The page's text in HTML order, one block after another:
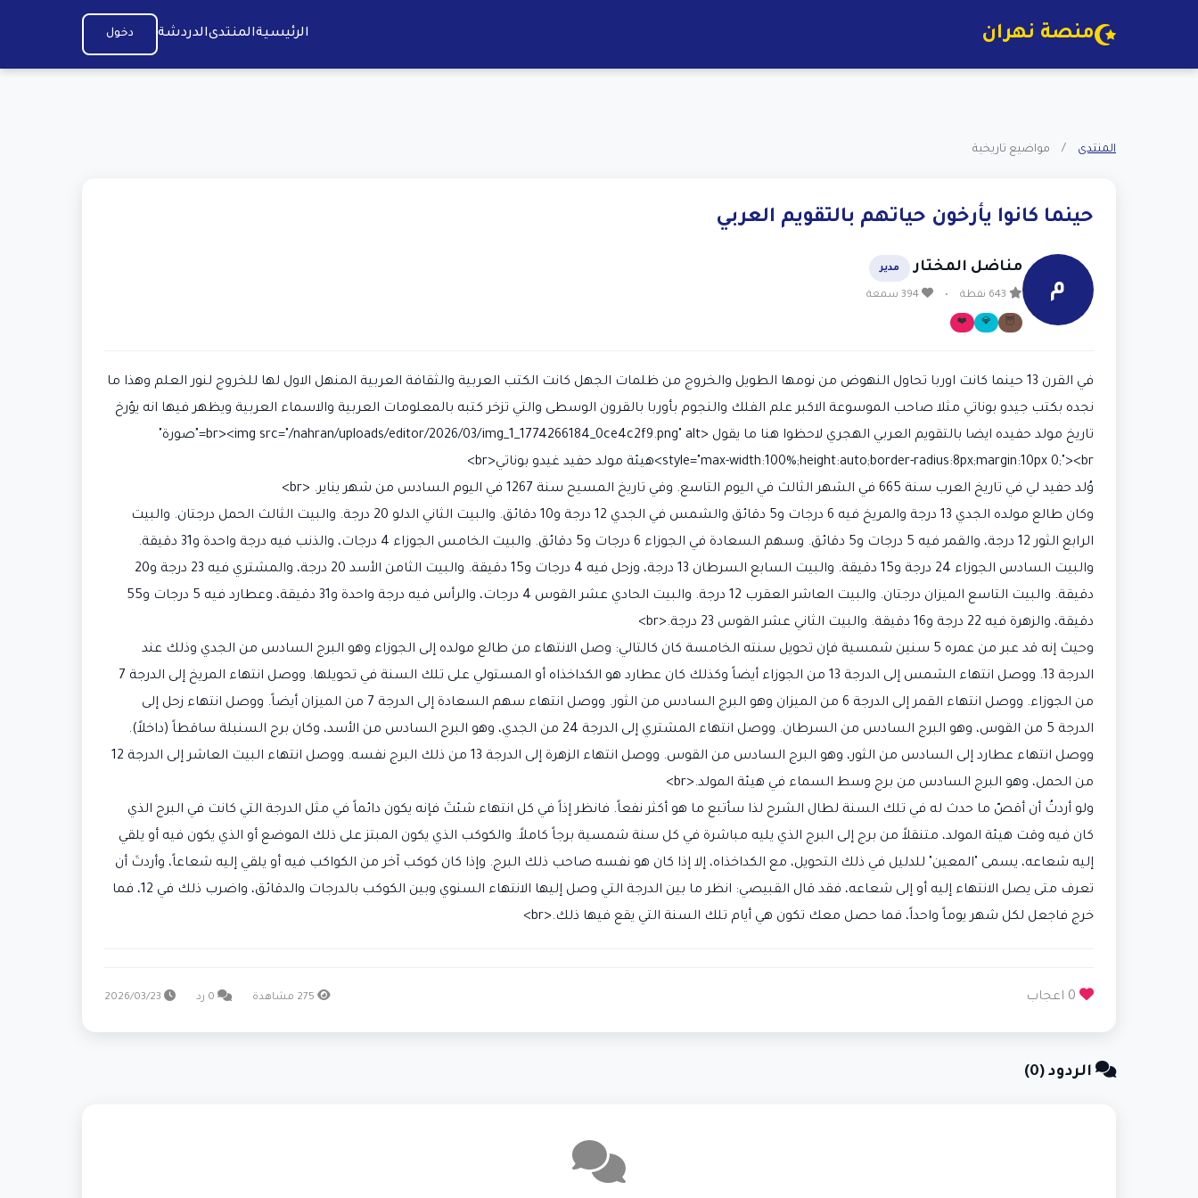
منصة نهران الرئيسيةالمنتدىالدردشة دخول
المنتدى / مواضيع تاريخية
حينما كانوا يأرخون حياتهم بالتقويم العربي
م
مناضل المختار مدير
•
🦉
💎
❤️
في القرن 13 حينما كانت اوربا تحاول النهوض من نومها الطويل والخروج من ظلمات الجهل كانت الكتب العربية والثقافة العربية المنهل الاول لها للخروج لنور العلم وهذا ما
نجده بكتب جيدو بوناتي مثلا صاحب الموسوعة الاكبر علم الفلك والنجوم بأوربا بالقرون الوسطى والتي تزخر كتبه بالمعلومات العربية والاسماء العربية ويظهر فيها انه يؤرخ
تاريخ مولد حفيده ايضا بالتقويم العربي الهجري لاحظوا هنا ما يقول <br><img src="/nahran/uploads/editor/2026/03/img_1_1774266184_0ce4c2f9.png" alt="صورة"
style="max-width:100%;height:auto;border-radius:8px;margin:10px 0;"><br>هيئة مولد حفيد غيدو بوناتي<br>
وُلد حفيد لي في تاريخ العرب سنة 665 في الشهر الثالث في اليوم التاسع. وفي تاريخ المسيح سنة 1267 في اليوم السادس من شهر يناير. <br>
وكان طالع مولده الجدي 13 درجة والمريخ فيه 6 درجات و5 دقائق والشمس في الجدي 12 درجة و10 دقائق. والبيت الثاني الدلو 20 درجة. والبيت الثالث الحمل درجتان. والبيت
الرابع الثور 12 درجة، والقمر فيه 5 درجات و5 دقائق. وسهم السعادة في الجوزاء 6 درجات و5 دقائق. والبيت الخامس الجوزاء 4 درجات، والذنب فيه درجة واحدة و31 دقيقة.
والبيت السادس الجوزاء 24 درجة و15 دقيقة. والبيت السابع السرطان 13 درجة، وزحل فيه 4 درجات و15 دقيقة. والبيت الثامن الأسد 20 درجة، والمشتري فيه 23 درجة و20
دقيقة. والبيت التاسع الميزان درجتان. والبيت العاشر العقرب 12 درجة. والبيت الحادي عشر القوس 4 درجات، والرأس فيه درجة واحدة و31 دقيقة، وعطارد فيه 5 درجات و55
دقيقة، والزهرة فيه 22 درجة و16 دقيقة. والبيت الثاني عشر القوس 23 درجة.<br>
وحيث إنه قد عبر من عمره 5 سنين شمسية فإن تحويل سنته الخامسة كان كالتالي: وصل الانتهاء من طالع مولده إلى الجوزاء وهو البرج السادس من الجدي وذلك عند
الدرجة 13. ووصل انتهاء الشمس إلى الدرجة 13 من الجوزاء أيضاً وكذلك كان عطارد هو الكداخذاه أو المستولي على تلك السنة في تحويلها. ووصل انتهاء المريخ إلى الدرجة 7
من الجوزاء. ووصل انتهاء القمر إلى الدرجة 6 من الميزان وهو البرج السادس من الثور. ووصل انتهاء سهم السعادة إلى الدرجة 7 من الميزان أيضاً. ووصل انتهاء زحل إلى
الدرجة 5 من القوس، وهو البرج السادس من السرطان. ووصل انتهاء المشتري إلى الدرجة 24 من الجدي، وهو البرج السادس من الأسد، وكان برج السنبلة ساقطاً (داخلاً).
ووصل انتهاء عطارد إلى السادس من الثور، وهو البرج السادس من القوس. ووصل انتهاء الزهرة إلى الدرجة 13 من ذلك البرج نفسه. ووصل انتهاء البيت العاشر إلى الدرجة 12
من الحمل، وهو البرج السادس من برج وسط السماء في هيئة المولد.<br>
ولو أردتُ أن أقصّ ما حدث له في تلك السنة لطال الشرح لذا سأتبع ما هو أكثر نفعاً. فانظر إذاً في كل انتهاء شئتَ فإنه يكون دائماً في مثل الدرجة التي كانت في البرج الذي
كان فيه وقت هيئة المولد، متنقلاً من برج إلى البرج الذي يليه مباشرة في كل سنة شمسية برجاً كاملاً. والكوكب الذي يكون المبتز على ذلك الموضع أو الذي يكون فيه أو يلقي
إليه شعاعه، يسمى "المعين" للدليل في ذلك التحويل، مع الكداخذاه، إلا إذا كان هو نفسه صاحب ذلك البرج. وإذا كان كوكب آخر من الكواكب فيه أو يلقي إليه شعاعاً، وأردتَ أن
تعرف متى يصل الانتهاء إليه أو إلى شعاعه، فقد قال القبيصي: انظر ما بين الدرجة التي وصل إليها الانتهاء السنوي وبين الكوكب بالدرجات والدقائق، واضرب ذلك في 12، فما
خرج فاجعل لكل شهر يوماً واحداً، فما حصل معك تكون هي أيام تلك السنة التي يقع فيها ذلك.<br>
الردود (0)